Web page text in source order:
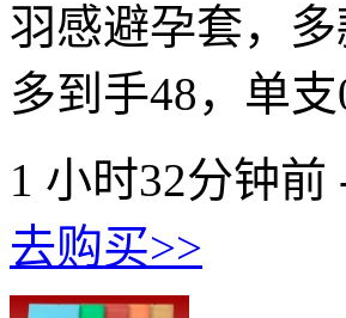
羽感避孕套，
多到手48，单
1 小时32分钟前
去购买>>